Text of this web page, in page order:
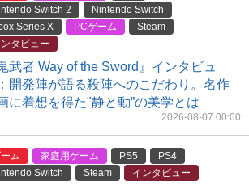
Switch 2
Nintendo Switch
Series X
PCゲーム
Steam
タビュー
武者 Way of the Sword』インタビュ
開発陣が語る殺陣へのこだわり。名作
に着想を得た"静と動”の美学とは
2026-08-07 00:00
ム 家庭用ゲーム PS5
PS4
Switch
Steam インタビュー